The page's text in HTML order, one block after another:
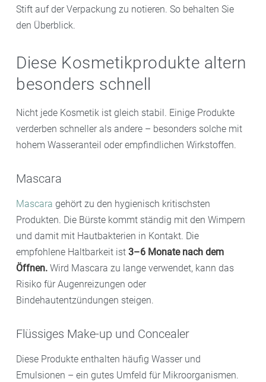
Stift auf der Verpackung zu notieren. So behalten Sie
den Überblick.
Diese Kosmetikprodukte altern
besonders schnell
Nicht jede Kosmetik ist gleich stabil. Einige Produkte
verderben schneller als andere – besonders solche mit
hohem Wasseranteil oder empfindlichen Wirkstoffen.
Mascara
Mascara gehört zu den hygienisch kritischsten
Produkten. Die Bürste kommt ständig mit den Wimpern
und damit mit Hautbakterien in Kontakt. Die
empfohlene Haltbarkeit ist 3–6 Monate nach dem
Öffnen. Wird Mascara zu lange verwendet, kann das
Risiko für Augenreizungen oder
Bindehautentzündungen steigen.
Flüssiges Make-up und Concealer
Diese Produkte enthalten häufig Wasser und
Emulsionen – ein gutes Umfeld für Mikroorganismen.